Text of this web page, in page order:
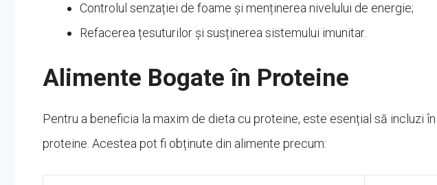
Controlul senzației de foame și menținerea nivelului de energie;
Refacerea țesuturilor și susținerea sistemului imunitar.
Alimente Bogate în Proteine
Pentru a beneficia la maxim de dieta cu proteine, este esențial să incluzi
proteine. Acestea pot fi obținute din alimente precum: